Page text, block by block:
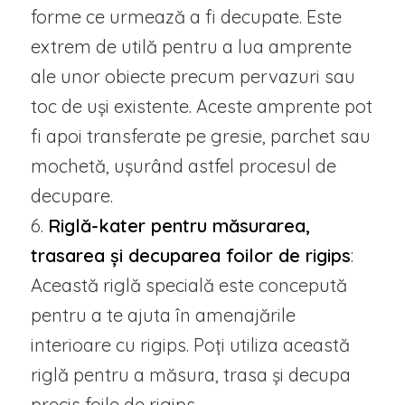
forme ce urmează a fi decupate. Este
extrem de utilă pentru a lua amprente
ale unor obiecte precum pervazuri sau
toc de uși existente. Aceste amprente pot
fi apoi transferate pe gresie, parchet sau
mochetă, ușurând astfel procesul de
decupare.
6. Riglă-kater pentru măsurarea,
trasarea și decuparea foilor de rigips:
Această riglă specială este concepută
pentru a te ajuta în amenajările
interioare cu rigips. Poți utiliza această
riglă pentru a măsura, trasa și decupa